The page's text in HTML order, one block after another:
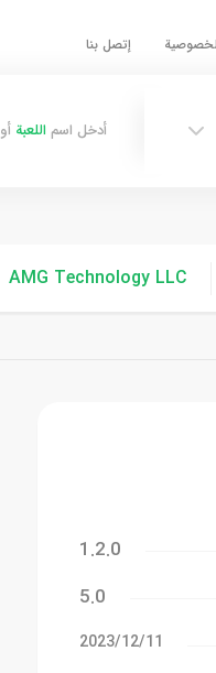
إتصل بنا
أدخل اسم اللعبة أو
AMG Technology LLC
1.2.0
5.0
11‏/12‏/2023